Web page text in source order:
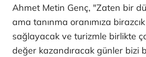
Ahmet Metin Genç, "Zaten bir
ama tanınma oranımıza
sağlayacak ve turizmle birlikte
değer kazandıracak günler bizi